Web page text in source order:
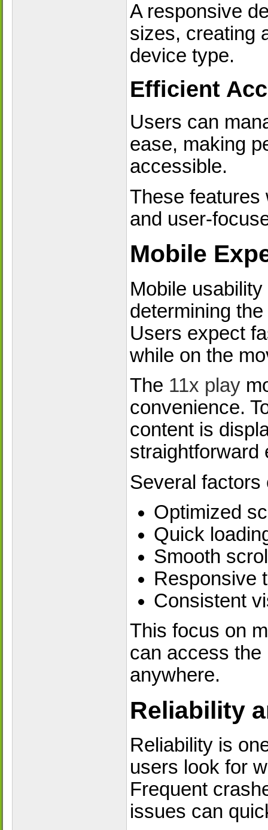
A responsive
sizes, creating
device type.
Efficient
Users can
ease, making
accessible.
These features
and user-
Mobile
Mobile
determining
Users expect
while on the
The 11x play
convenience.
content is
straightforward
Several factors
Optimized
Quick
Smooth
Responsive
Consistent
This focus on
can access the
anywhere.
Reliability
Reliability is
users look for
Frequent
issues can